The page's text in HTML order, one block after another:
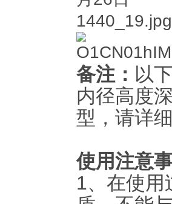
备注： 以
内径高度
型，请详
使用注意
1、在使用